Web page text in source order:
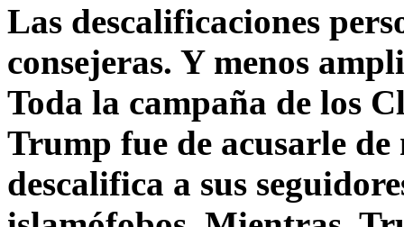
Las descalificaciones
consejeras. Y menos
Toda la campaña de los
Trump fue de acusarle
descalifica a sus